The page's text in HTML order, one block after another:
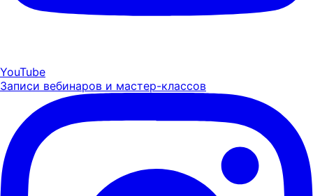
YouTube
Записи вебинаров и мастер-классов